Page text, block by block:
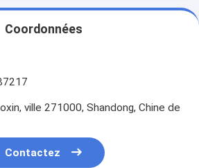
Coordonnées
ville 271000, Shandong, Chine de
Contactez